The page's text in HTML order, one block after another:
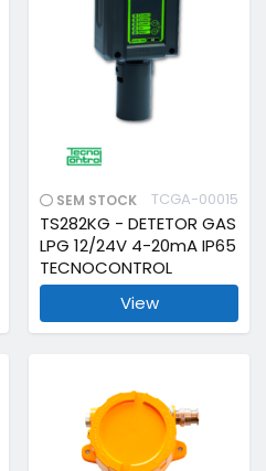
SEM STOCK TCGA-00015
TS282KG - DETETOR GAS
LPG 12/24V 4-20mA IP65
TECNOCONTROL
View